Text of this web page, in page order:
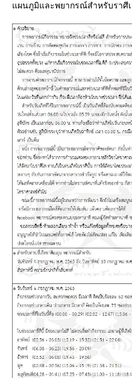
ผนภูมิและพยากรณ์สำหรับราศี